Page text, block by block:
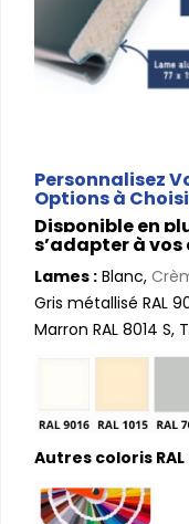
Personnalisez
Options à
Disponible en
s’adapter à vos
Lames : Blanc,
Gris métallisé RAL
Marron RAL 8014
Autres coloris